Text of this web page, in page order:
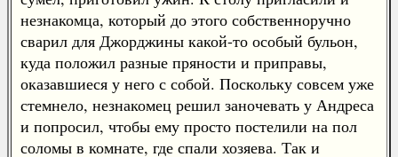
незнакомца, который до этого собственноручно
сварил для Джорджины какой-то особый бульон,
куда положил разные пряности и приправы,
оказавшиеся у него с собой. Поскольку совсем уже
стемнело, незнакомец решил заночевать у Андреса
и попросил, чтобы ему просто постелили на пол
соломы в комнате, где спали хозяева. Так и